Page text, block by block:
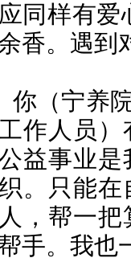
同样有
香。遇到
你（宁养
作人员
益事业
。只能
，帮一
手。我也